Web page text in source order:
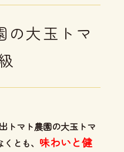
の大玉トマ
トマト農園の大玉トマ
とも、 味わいと健